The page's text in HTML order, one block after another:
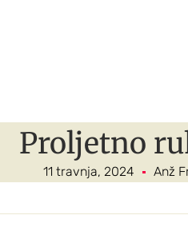
Proljetno
11 travnja, 2024 Anž